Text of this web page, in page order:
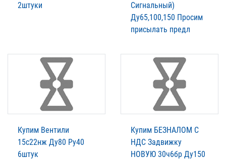
2штуки
Сигнальный)
Ду65,100,150 Просим
присылать предл
Купим Вентили
15с22нж Ду80 Ру40
6штук
Купим БЕЗНАЛОМ С
НДС Задвижку
НОВУЮ 30ч6бр Ду150